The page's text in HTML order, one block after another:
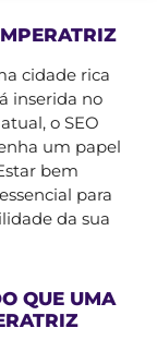
cidade rica
inserida no
o SEO
um papel
bem
para
da sua
QUE UMA